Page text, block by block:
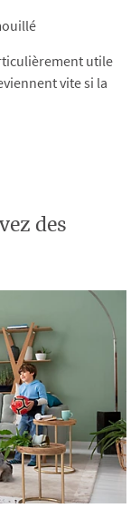
utile
vite si la
des